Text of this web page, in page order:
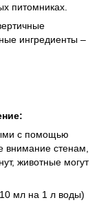
питомниках.
ингредиенты –
с помощью
внимание стенам,
животные могут
мл на 1 л воды)